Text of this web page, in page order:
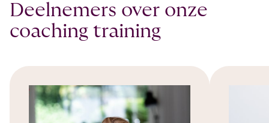
Deelnemers over onze
coaching training